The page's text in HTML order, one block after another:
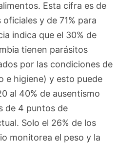
Esta cifra es de
y de 71% para
indica que el 30% de
tienen parásitos
por las condiciones de
e higiene) y esto puede
al 40% de ausentismo
de 4 puntos de
Solo el 26% de los
monitorea el peso y la